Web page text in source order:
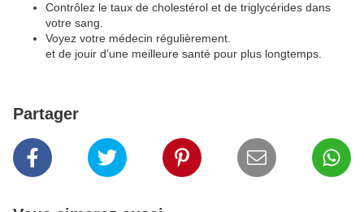
Contrôlez le taux de cholestérol et de triglycérides dans
votre sang.
Voyez votre médecin régulièrement.
et de jouir d’une meilleure santé pour plus longtemps.
Partager